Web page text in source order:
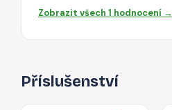
Zobrazit všech 1 hodnocení →
Příslušenství